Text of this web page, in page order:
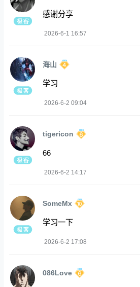
感谢分享
2026-6-1 16:57
海山
学习
2026-6-2 09:04
tigericon
66
2026-6-2 14:17
SomeMx
学习一下
2026-6-2 17:08
086Love